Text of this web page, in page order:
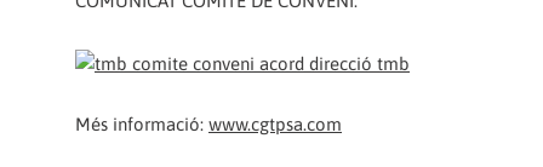
Més informació: www.cgtpsa.com